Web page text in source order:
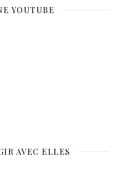
YOUTUBE
AVEC ELLES